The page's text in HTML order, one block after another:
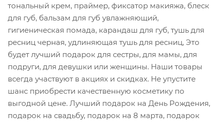
тональный крем, праймер, фиксатор макияжа, блеск
для губ, бальзам для губ увлажняющий,
гигиеническая помада, карандаш для губ, тушь для
ресниц черная, удлиняющая тушь для ресниц, Это
будет лучший подарок для сестры, для мамы, для
подруги, для девушки или женщины. Наши товары
всегда участвуют в акциях и скидках. Не упустите
шанс приобрести качественную косметику по
выгодной цене. Лучший подарок на День Рождения,
подарок на свадьбу, подарок на 8 марта, подарок